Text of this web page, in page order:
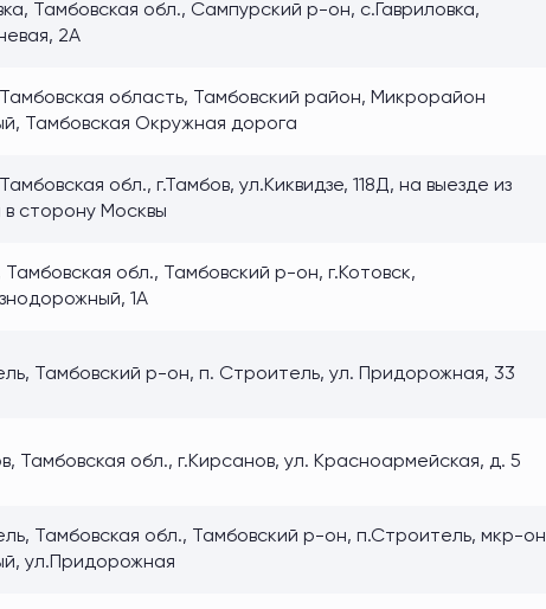
Тамбовская обл., Сампурский р-он, с.Гавриловка,
2А
Тамбовская область, Тамбовский район, Микрорайон
Тамбовская Окружная дорога
обл., г.Тамбов, ул.Киквидзе, 118Д, на выезде из
в сторону Москвы
Тамбовская обл., Тамбовский р-он, г.Котовск,
1А
Тамбовский р-он, п. Строитель, ул. Придорожная, 33
Тамбовская обл., г.Кирсанов, ул. Красноармейская, д. 5
Тамбовская обл., Тамбовский р-он, п.Строитель, мкр-он
ул.Придорожная